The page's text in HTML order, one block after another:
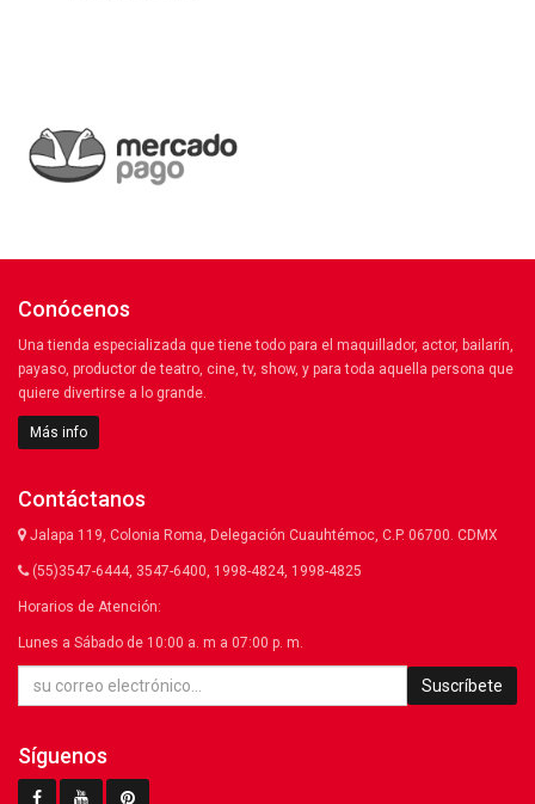
Conócenos
Una tienda especializada que tiene todo para el maquillador, actor, bailarín,
payaso, productor de teatro, cine, tv, show, y para toda aquella persona que
quiere divertirse a lo grande.
Más info
Contáctanos
Jalapa 119, Colonia Roma, Delegación Cuauhtémoc, C.P. 06700. CDMX
(55)3547-6444, 3547-6400, 1998-4824, 1998-4825
Horarios de Atención:
Lunes a Sábado de 10:00 a. m a 07:00 p. m.
Suscríbete
Síguenos